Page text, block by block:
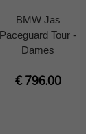
BMW Jas
Paceguard Tour -
Dames
€ 796.00